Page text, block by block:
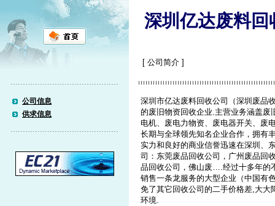
公司信息
供求信息
深圳亿达废料回
[ 公司简介 ]
深圳市亿达废料回收公司（深圳废品
的废旧物资回收企业.主营业务涵盖
电机、废电力物资、废电器开关、废
长期与全球领先知名企业合作，拥有
实力和良好的商业信誉迅速在深圳、
司：东莞废品回收公司，广州废品回
品回收公司，佛山废….经过十多年的
销售一条龙服务的大型企业（中国有
免了其它回收公司的二手价格差,大
环境.